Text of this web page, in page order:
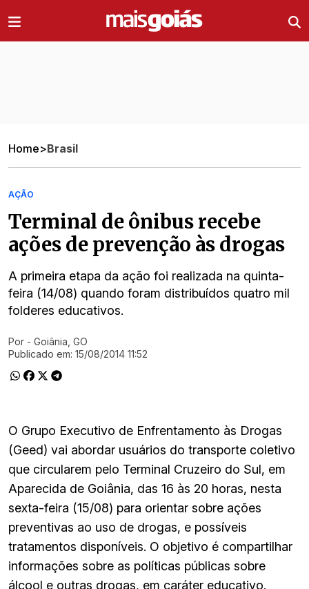
Home>Brasil
AÇÃO
Terminal de ônibus recebe
ações de prevenção às drogas
A primeira etapa da ação foi realizada na quinta-
feira (14/08) quando foram distribuídos quatro mil
folderes educativos.
Ir direto pra matéria
Por - Goiânia, GO
Publicado em: 15/08/2014 11:52
O Grupo Executivo de Enfrentamento às Drogas
(Geed) vai abordar usuários do transporte coletivo
que circularem pelo Terminal Cruzeiro do Sul, em
Aparecida de Goiânia, das 16 às 20 horas, nesta
sexta-feira (15/08) para orientar sobre ações
preventivas ao uso de drogas, e possíveis
tratamentos disponíveis. O objetivo é compartilhar
informações sobre as políticas públicas sobre
álcool e outras drogas, em caráter educativo.